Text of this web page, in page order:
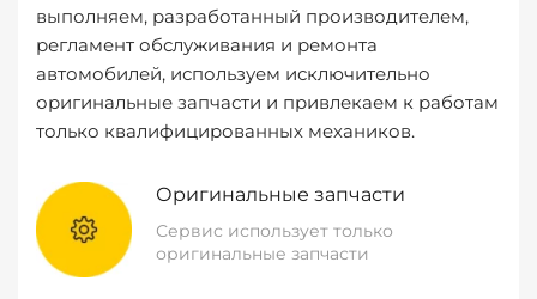
выполняем, разработанный производителем,
регламент обслуживания и ремонта
автомобилей, используем исключительно
оригинальные запчасти и привлекаем к работам
только квалифицированных механиков.
Оригинальные запчасти
Сервис использует только
оригинальные запчасти